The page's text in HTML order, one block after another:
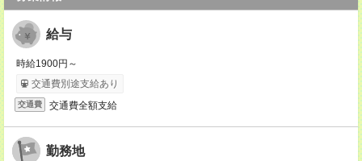
給与
時給1900円～
交通費別途支給あり
交通費 交通費全額支給
勤務地